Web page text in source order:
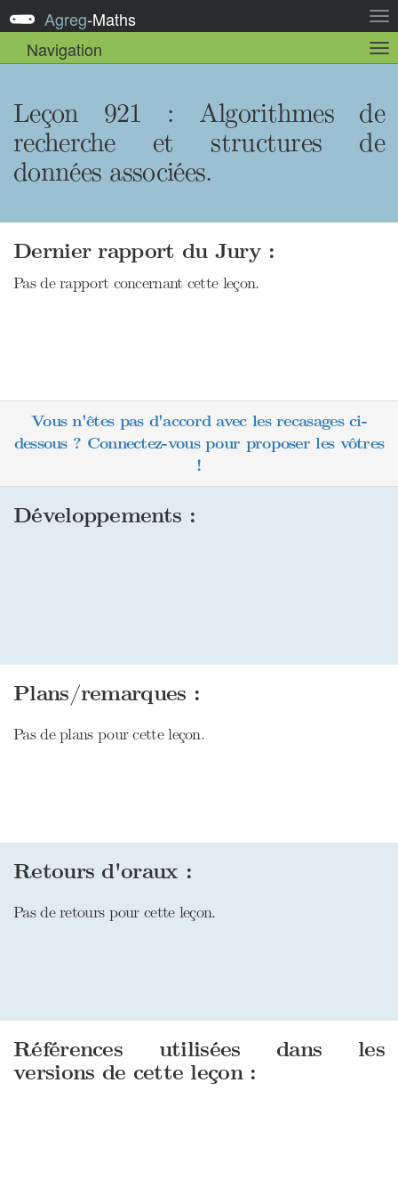
la
Agreg-Maths
Navigation
la
Leçon 921 : Algorithmes de
recherche et structures de
données associées.
Dernier rapport du Jury :
Pas de rapport concernant cette leçon.
Vous n'êtes pas d'accord avec les recasages ci-
dessous ? Connectez-vous pour proposer les vôtres
!
Développements :
Plans/remarques :
Pas de plans pour cette leçon.
Retours d'oraux :
Pas de retours pour cette leçon.
Références utilisées dans les
versions de cette leçon :